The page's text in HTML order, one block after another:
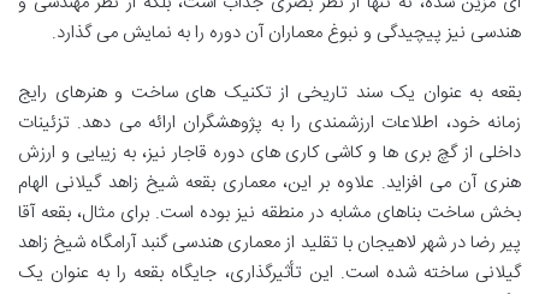
هندسی نیز پیچیدگی و نبوغ معماران آن دوره را به نمایش می گذارد.
بقعه به عنوان یک سند تاریخی از تکنیک های ساخت و هنرهای رایج
زمانه خود، اطلاعات ارزشمندی را به پژوهشگران ارائه می دهد. تزئینات
داخلی از گچ بری ها و کاشی کاری های دوره قاجار نیز، به زیبایی و ارزش
هنری آن می افزاید. علاوه بر این، معماری بقعه شیخ زاهد گیلانی الهام
بخش ساخت بناهای مشابه در منطقه نیز بوده است. برای مثال، بقعه آقا
پیر رضا در شهر لاهیجان با تقلید از معماری هندسی گنبد آرامگاه شیخ زاهد
گیلانی ساخته شده است. این تأثیرگذاری، جایگاه بقعه را به عنوان یک